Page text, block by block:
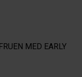
MED EARLY